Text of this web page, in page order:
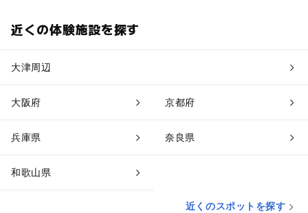
近くの体験施設を探す
大津周辺
大阪府 京都府
兵庫県 奈良県
和歌山県
近くのスポットを探す